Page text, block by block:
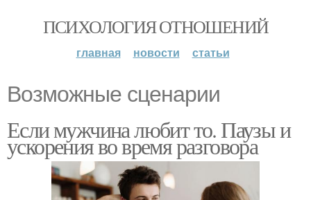
ПСИХОЛОГИЯ ОТНОШЕНИЙ
главная новости статьи
Возможные сценарии
Если мужчина любит то. Паузы и
ускорения во время разговора